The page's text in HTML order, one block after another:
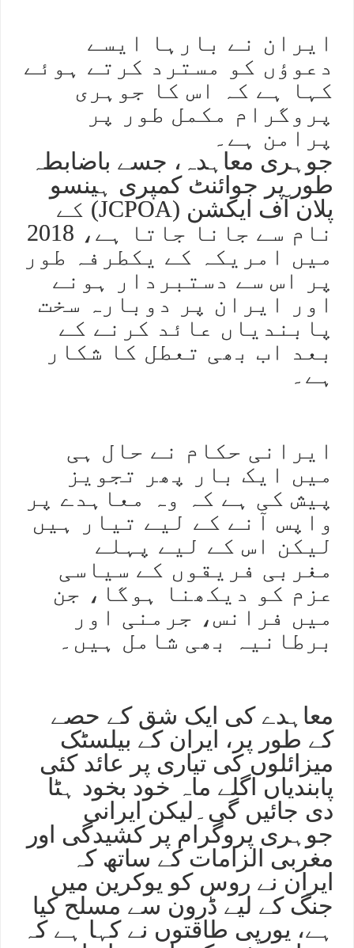
ایران نے بارہا ایسے
دعوؤں کو مسترد کرتے ہوئے
کہا ہے کہ اس کا جوہری
پروگرام مکمل طور پر
پرامن ہے۔
جوہری معاہدہ، جسے باضابطہ
طور پر جوائنٹ کمپری ہینسو
پلان آف ایکشن (JCPOA) کے
نام سے جانا جاتا ہے، 2018
میں امریکہ کے یکطرفہ طور
پر اس سے دستبردار ہونے
اور ایران پر دوبارہ سخت
پابندیاں عائد کرنے کے
بعد اب بھی تعطل کا شکار
ہے۔
ایرانی حکام نے حال ہی
میں ایک بار پھر تجویز
پیش کی ہے کہ وہ معاہدے پر
واپس آنے کے لیے تیار ہیں
لیکن اس کے لیے پہلے
مغربی فریقوں کے سیاسی
عزم کو دیکھنا ہوگا، جن
میں فرانس، جرمنی اور
برطانیہ بھی شامل ہیں۔
معاہدے کی ایک شق کے حصے
کے طور پر، ایران کے بیلسٹک
میزائلوں کی تیاری پر عائد کئی
پابندیاں اگلے ماہ خود بخود ہٹا
دی جائیں گی۔لیکن ایرانی
جوہری پروگرام پر کشیدگی اور
مغربی الزامات کے ساتھ کہ
ایران نے روس کو یوکرین میں
جنگ کے لیے ڈرون سے مسلح کیا
ہے، یورپی طاقتوں نے کہا ہے کہ